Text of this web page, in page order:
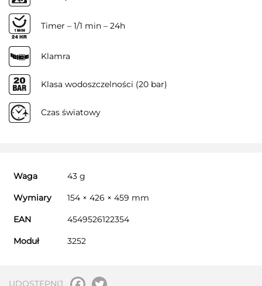
Timer – 1/1 min – 24h
Klamra
Klasa wodoszczelności (20 bar)
Czas światowy
Waga 43 g
Wymiary 154 × 426 × 459 mm
EAN 4549526122354
Moduł 3252
UDOSTĘPNIJ